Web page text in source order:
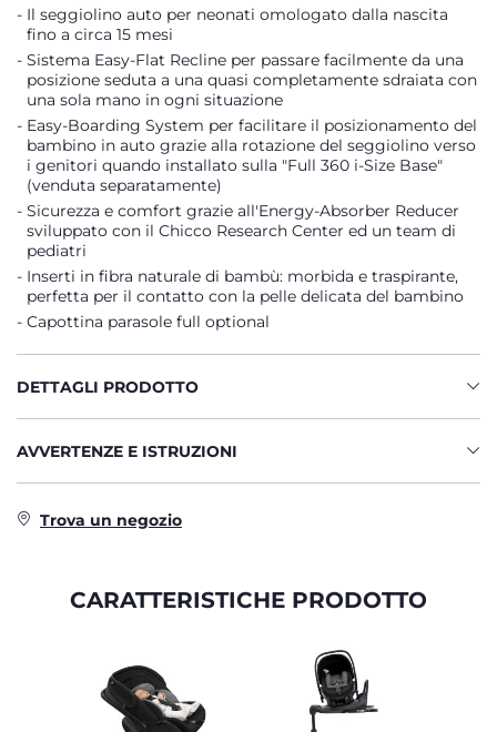
Il seggiolino auto per neonati omologato dalla nascita
fino a circa 15 mesi
Sistema Easy-Flat Recline per passare facilmente da una
posizione seduta a una quasi completamente sdraiata con
una sola mano in ogni situazione
Easy-Boarding System per facilitare il posizionamento del
bambino in auto grazie alla rotazione del seggiolino verso
i genitori quando installato sulla "Full 360 i-Size Base"
(venduta separatamente)
Sicurezza e comfort grazie all'Energy-Absorber Reducer
sviluppato con il Chicco Research Center ed un team di
pediatri
Inserti in fibra naturale di bambù: morbida e traspirante,
perfetta per il contatto con la pelle delicata del bambino
Capottina parasole full optional
DETTAGLI PRODOTTO
AVVERTENZE E ISTRUZIONI
Trova un negozio
CARATTERISTICHE PRODOTTO